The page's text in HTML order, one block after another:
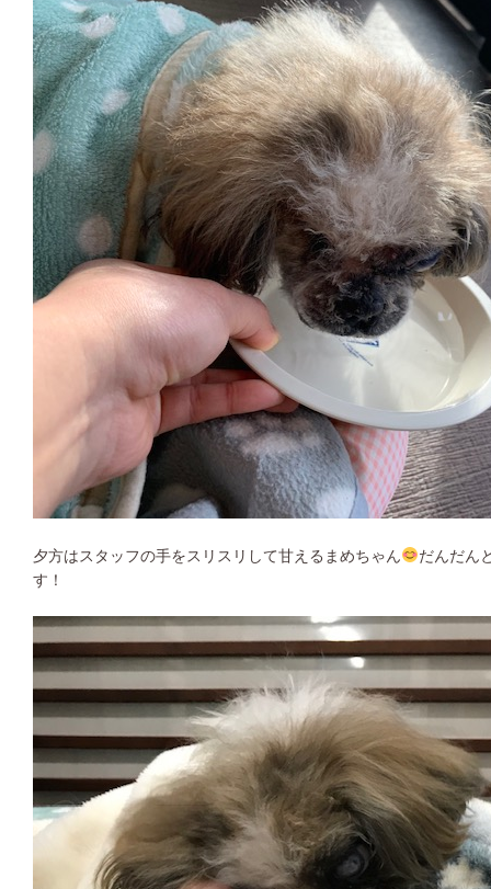
夕方はスタッフの手をスリスリして甘えるまめちゃん
だんだん
す！